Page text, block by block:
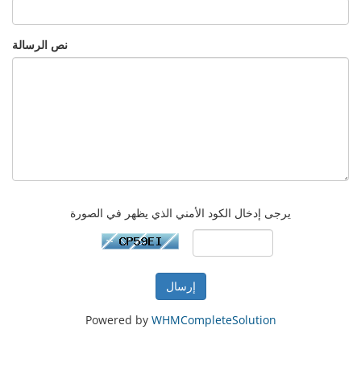
نص الرسالة
يرجى إدخال الكود الأمني الذي يظهر في الصورة
إرسال
Powered by WHMCompleteSolution